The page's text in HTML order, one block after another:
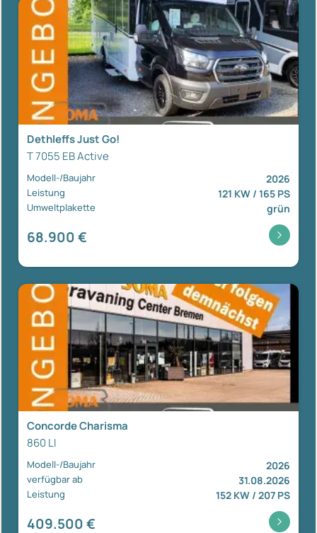
Dethleffs Just Go!
T 7055 EB Active
Modell-/Baujahr 2026
Leistung 121 KW / 165 PS
Umweltplakette grün
68.900 €
Concorde Charisma
860 LI
Modell-/Baujahr 2026
verfügbar ab 31.08.2026
Leistung 152 KW / 207 PS
409.500 €